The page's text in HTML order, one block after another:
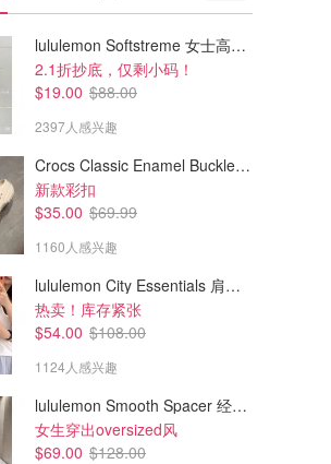
灰
$795.00
Canada Goose Chilliwack 棕
色短款羽绒夹克
SSENSE
lululemon Softstreme 女士高腰短裤 10cm
2.1折抄底，仅剩小码！
$19.00 $88.00
2397人感兴趣
Crocs Classic Enamel Buckle 卡骆驰布扣便鞋
新款彩扣
$35.00 $69.99
1160人感兴趣
lululemon City Essentials 肩背包 4L
热卖！库存紧张
$54.00 $108.00
1124人感兴趣
lululemon Smooth Spacer 经典卫衣
女生穿出oversized风
$69.00 $128.00